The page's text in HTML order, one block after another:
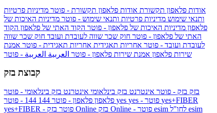
אודות פלאפון תקשורת אודות פלאפון תקשורת - פוטר מדיניות פרטיות
ותנאי שימוש מדיניות פרטיות ותנאי שימוש - פוטר מדיניות האיכות של
פלאפון מדיניות האיכות של פלאפון - פוטר הקוד האתי של פלאפון הקוד
האתי של פלאפון - פוטר חוק שכר שווה לעובדת ועובד חוק שכר שווה
לעובדת ועובד - פוטר אחריות תאגידית אחריות תאגידית - פוטר אמנת
שירות פלאפון אמנת שירות פלאפון - פוטר العربية العربية - פוטר
קבוצת בזק
בזק בזק - פוטר אינטרנט בזק בינלאומי אינטרנט בזק בינלאומי - פוטר
פלאפון פלאפון - פוטר 144 yes
yes+FIBER
yes+FIBER - פוטר בזק Online esim